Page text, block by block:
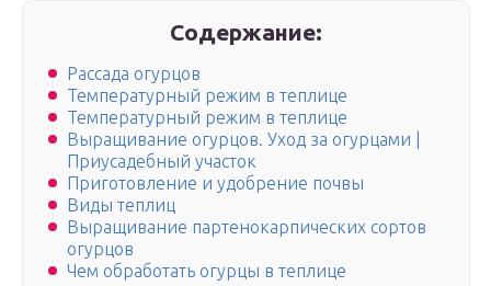
Содержание:
Рассада огурцов
Температурный режим в теплице
Температурный режим в теплице
Выращивание огурцов. Уход за огурцами |
Приусадебный участок
Приготовление и удобрение почвы
Виды теплиц
Выращивание партенокарпических сортов
огурцов
Чем обработать огурцы в теплице